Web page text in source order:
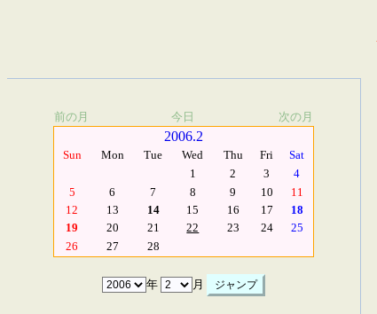
前の月 今日 次の月
2006.2
Sun Mon Tue Wed Thu Fri
Sat
1
2 3
4
5
6 7 8 9 10
11
12
13 14 15 16 17
18
19
20 21 22 23 24
25
26
27 28
年 月